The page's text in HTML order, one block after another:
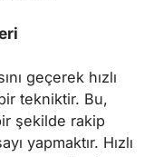
geçerek hızlı
tekniktir. Bu,
şekilde rakip
yapmaktır. Hızlı